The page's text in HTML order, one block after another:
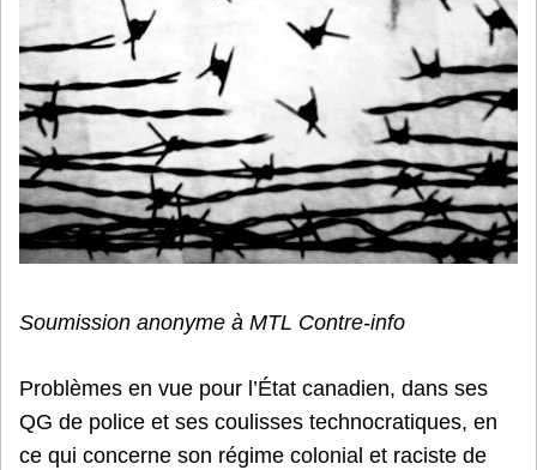
Soumission anonyme à MTL Contre-info
Problèmes en vue pour l’État canadien, dans ses
QG de police et ses coulisses technocratiques, en
ce qui concerne son régime colonial et raciste de